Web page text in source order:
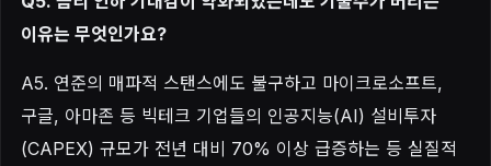
이유는 무엇인가요?
A5. 연준의 매파적 스탠스에도 불구하고 마이크로소프트,
구글, 아마존 등 빅테크 기업들의 인공지능(AI) 설비투자
(CAPEX) 규모가 전년 대비 70% 이상 급증하는 등 실질적